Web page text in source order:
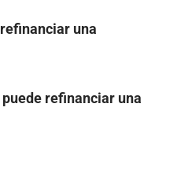
una
refinanciar una